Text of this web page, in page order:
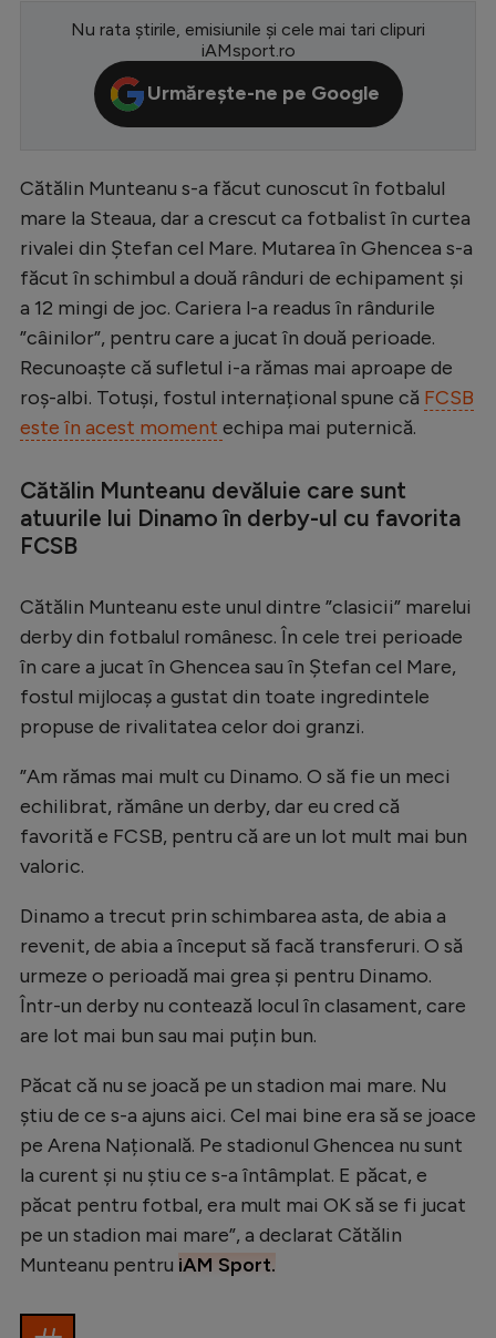
LaLiga
Serie A
Bundesliga
Campionate
Starurile fotbalului
EURO 2024
Stranieri
Clasamente
Tenis
Handbal
Formula 1
Auto
Rugby
Ciclism
Alte sporturi
Intră în cont
Creează cont
Nu rata știrile, emisiunile și cele mai tari clipuri
iAMsport.ro
Urmărește-ne pe Google
Cătălin Munteanu s-a făcut cunoscut în fotbalul
mare la Steaua, dar a crescut ca fotbalist în curtea
rivalei din Ștefan cel Mare. Mutarea în Ghencea s-a
făcut în schimbul a două rânduri de echipament și
a 12 mingi de joc. Cariera l-a readus în rândurile
”câinilor”, pentru care a jucat în două perioade.
Recunoaște că sufletul i-a rămas mai aproape de
roș-albi. Totuși, fostul internațional spune că FCSB
este în acest moment echipa mai puternică.
Cătălin Munteanu devăluie care sunt
atuurile lui Dinamo în derby-ul cu favorita
FCSB
Cătălin Munteanu este unul dintre ”clasicii” marelui
derby din fotbalul românesc. În cele trei perioade
în care a jucat în Ghencea sau în Ștefan cel Mare,
fostul mijlocaș a gustat din toate ingredintele
propuse de rivalitatea celor doi granzi.
”Am rămas mai mult cu Dinamo. O să fie un meci
echilibrat, rămâne un derby, dar eu cred că
favorită e FCSB, pentru că are un lot mult mai bun
valoric.
Dinamo a trecut prin schimbarea asta, de abia a
revenit, de abia a început să facă transferuri. O să
urmeze o perioadă mai grea și pentru Dinamo.
Într-un derby nu contează locul în clasament, care
are lot mai bun sau mai puțin bun.
Păcat că nu se joacă pe un stadion mai mare. Nu
știu de ce s-a ajuns aici. Cel mai bine era să se joace
pe Arena Națională. Pe stadionul Ghencea nu sunt
la curent și nu știu ce s-a întâmplat. E păcat, e
păcat pentru fotbal, era mult mai OK să se fi jucat
pe un stadion mai mare”, a declarat Cătălin
Munteanu pentru iAM Sport.